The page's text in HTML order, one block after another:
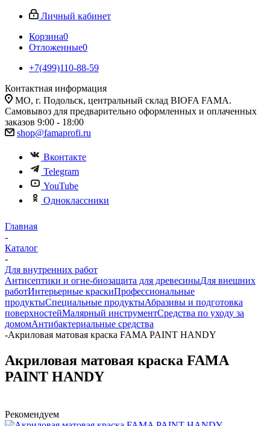
Личный кабинет
Корзина0
Отложенные0
+7(499)110-88-59
Контактная информация
МО, г. Подольск, центральный склад BIOFA FAMA.
Самовывоз для предварительно оформленных и оплаченных
заказов 9:00 - 18:00
shop@famaprofi.ru
Вконтакте
Telegram
YouTube
Одноклассники
Главная
-
Каталог
-
Для внутренних работ
Антисептики и огне-биозащита для древесиныДля внешних
работИнтерьерные краскиПрофессиональные
продуктыСпециальные продуктыАбразивы и подготовка
поверхностейМалярный инструментСредства по уходу за
домомАнтибактериальные средства
-Акриловая матовая краска FAMA PAINT HANDY
Акриловая матовая краска FAMA
PAINT HANDY
Рекомендуем